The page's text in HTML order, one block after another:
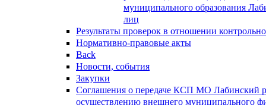
муниципального образования
лиц
Результаты проверок в отношении
Нормативно-правовые акты
Back
Новости, события
Закупки
Соглашения о передаче КСП МО Лабинский
осуществлению внешнего муниципального